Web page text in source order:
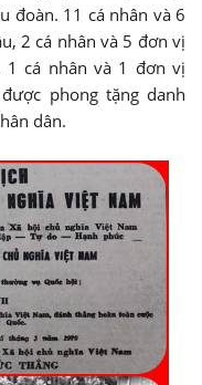
đoàn. 11 cá nhân và 6
2 cá nhân và 5 đơn vị
1 cá nhân và 1 đơn vị
phong tặng danh
dân.